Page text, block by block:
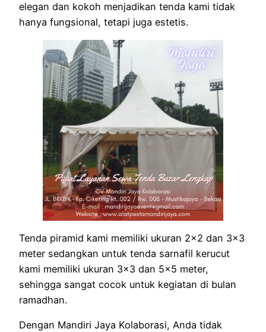
elegan dan kokoh menjadikan tenda kami tidak
hanya fungsional, tetapi juga estetis.
Tenda piramid kami memiliki ukuran 2×2 dan 3×3
meter sedangkan untuk tenda sarnafil kerucut
kami memiliki ukuran 3×3 dan 5×5 meter,
sehingga sangat cocok untuk kegiatan di bulan
ramadhan.
Dengan Mandiri Jaya Kolaborasi, Anda tidak